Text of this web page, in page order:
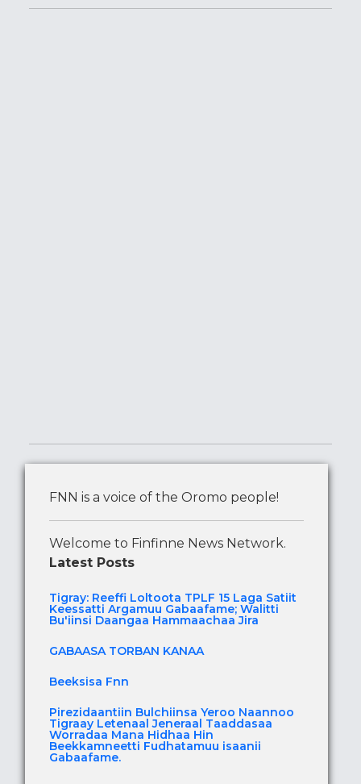
FNN is a voice of the Oromo people!
Welcome to Finfinne News Network.
Latest Posts
Tigray: Reeffi Loltoota TPLF 15 Laga Satiit
Keessatti Argamuu Gabaafame; Walitti
Bu'iinsi Daangaa Hammaachaa Jira
GABAASA TORBAN KANAA
Beeksisa Fnn
Pirezidaantiin Bulchiinsa Yeroo Naannoo
Tigraay Letenaal Jeneraal Taaddasaa
Worradaa Mana Hidhaa Hin
Beekkamneetti Fudhatamuu isaanii
Gabaafame.